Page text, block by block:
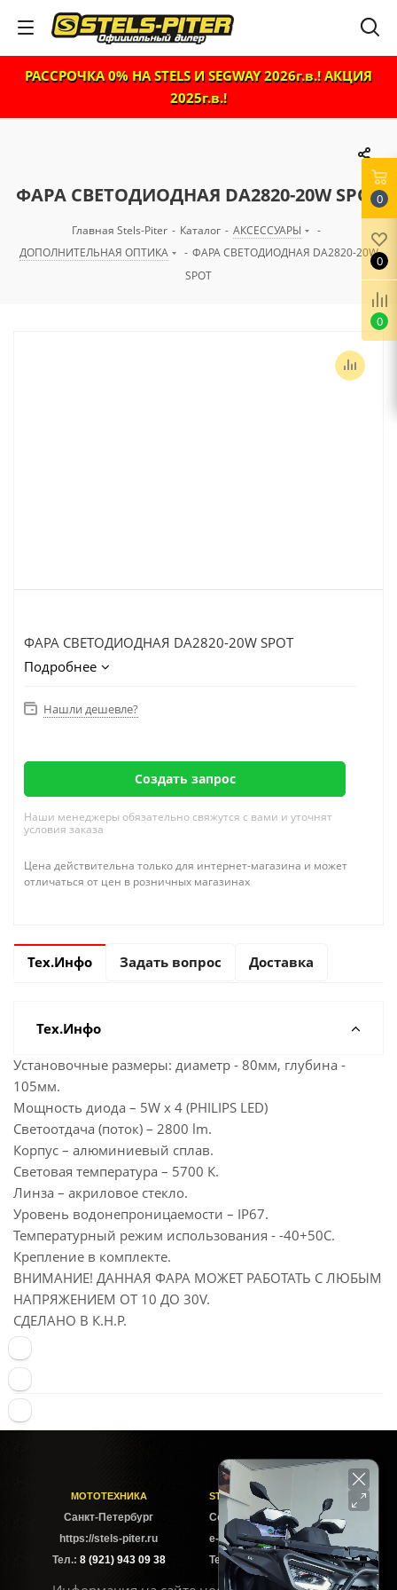
РАССРОЧКА 0% НА STELS И SEGWAY 2026г.в.! АКЦИЯ
2025г.в.!
ФАРА СВЕТОДИОДНАЯ DA2820-20W SPOT
Главная Stels-Piter - Каталог - АКСЕССУАРЫ
-
ДОПОЛНИТЕЛЬНАЯ ОПТИКА
- ФАРА СВЕТОДИОДНАЯ DA2820-20W
SPOT
ФАРА СВЕТОДИОДНАЯ DA2820-20W SPOT
Подробнее
Нашли дешевле?
Создать запрос
Наши менеджеры обязательно свяжутся с вами и уточнят
условия заказа
Цена действительна только для интернет-магазина и может
отличаться от цен в розничных магазинах
Тех.Инфо Задать вопрос Доставка
Тех.Инфо
Установочные размеры: диаметр - 80мм, глубина -
105мм.
Мощность диода – 5W х 4 (PHILIPS LED)
Светоотдача (поток) – 2800 lm.
Корпус – алюминиевый сплав.
Световая температура – 5700 К.
Линза – акриловое стекло.
Уровень водонепроницаемости – IP67.
Температурный режим использования - -40+50С.
Крепление в комплекте.
ВНИМАНИЕ! ДАННАЯ ФАРА МОЖЕТ РАБОТАТЬ С ЛЮБЫМ
НАПРЯЖЕНИЕМ ОТ 10 ДО 30V.
СДЕЛАНО В К.Н.Р.
МОТОТЕХНИКА
Cанкт-Петербург
https://stels-piter.ru
Тел.: 8 (921) 943 09 38
STELS-PITER СОФИЙСКАЯ
Софийская ул. 6Б
e-mail: sales@stels-piter.ru
Тел.:8 (921) 943 09 38
0
0
0